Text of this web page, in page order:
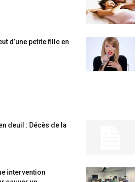
d’une petite fille en
deuil : Décès de la
intervention